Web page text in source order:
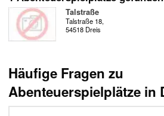
Talstraße
Talstraße 18,
54518 Dreis
Häufige Fragen zu
Abenteuerspielplätze in